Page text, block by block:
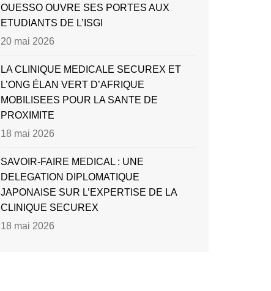
OUESSO OUVRE SES PORTES AUX
ETUDIANTS DE L’ISGI
20 mai 2026
LA CLINIQUE MEDICALE SECUREX ET
L’ONG ÉLAN VERT D’AFRIQUE
MOBILISEES POUR LA SANTE DE
PROXIMITE
18 mai 2026
SAVOIR-FAIRE MEDICAL : UNE
DELEGATION DIPLOMATIQUE
JAPONAISE SUR L’EXPERTISE DE LA
CLINIQUE SECUREX
18 mai 2026